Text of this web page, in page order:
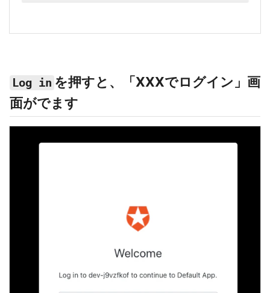
Log in を押すと、「XXXでログイン」画
面がでます